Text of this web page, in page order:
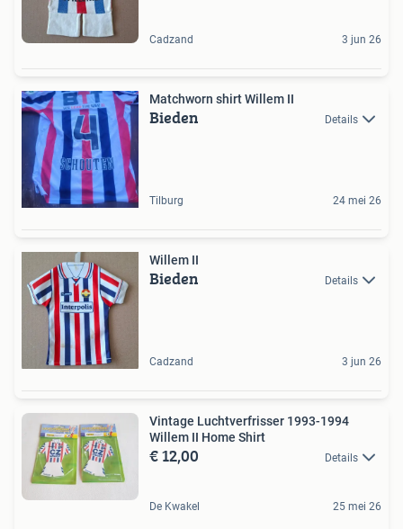
Cadzand 3 jun 26
Matchworn shirt Willem II
Bieden Details
Tilburg 24 mei 26
Willem II
Bieden Details
Cadzand 3 jun 26
Vintage Luchtverfrisser 1993-1994
Willem II Home Shirt
€ 12,00 Details
De Kwakel 25 mei 26